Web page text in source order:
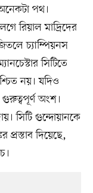
পথ।
রিয়াল মাদ্রিদের
চ্যাম্পিয়নস
সিটিতে
নয়। যদিও
অংশ।
সিটি গুন্দোয়ানকে
প্রস্তাব দিয়েছে,